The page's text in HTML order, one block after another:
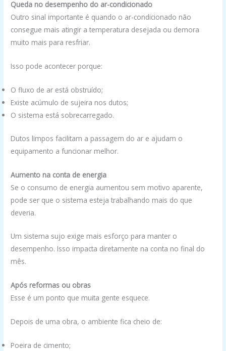
Queda no desempenho do ar-condicionado
Outro sinal importante é quando o ar-condicionado não
consegue mais atingir a temperatura desejada ou demora
muito mais para resfriar.
Isso pode acontecer porque:
O fluxo de ar está obstruído;
Existe acúmulo de sujeira nos dutos;
O sistema está sobrecarregado.
Dutos limpos facilitam a passagem do ar e ajudam o
equipamento a funcionar melhor.
Aumento na conta de energia
Se o consumo de energia aumentou sem motivo aparente,
pode ser que o sistema esteja trabalhando mais do que
deveria.
Um sistema sujo exige mais esforço para manter o
desempenho. Isso impacta diretamente na conta no final do
mês.
Após reformas ou obras
Esse é um ponto que muita gente esquece.
Depois de uma obra, o ambiente fica cheio de:
Poeira de cimento;